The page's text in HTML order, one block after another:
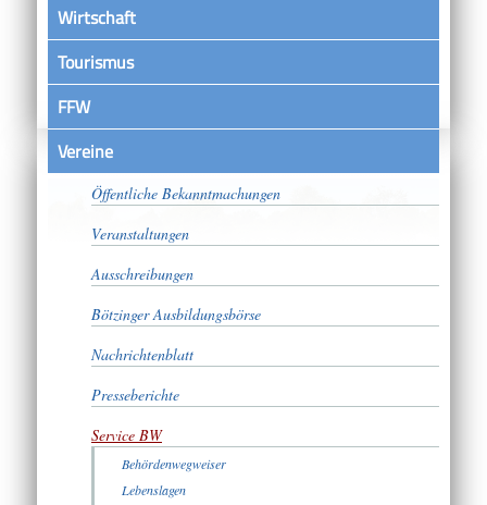
Wirtschaft
Tourismus
FFW
VereineSatzungen
Öffentliche Bekanntmachungen
Veranstaltungen
Ausschreibungen
Bötzinger Ausbildungsbörse
Nachrichtenblatt
Presseberichte
Service BW
Behördenwegweiser
Lebenslagen